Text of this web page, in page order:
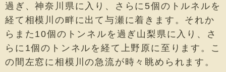
過ぎ、神奈川県に入り、さらに5個のトルネルを
経て相模川の畔に出て与瀬に着きます。それか
らまた10個のトンネルを過ぎ山梨県に入り、さ
らに1個のトンネルを経て上野原に至ります。こ
の間左窓に相模川の急流が時々眺められます。